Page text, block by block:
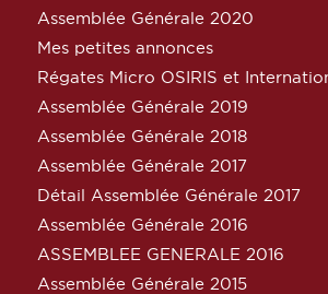
Assemblée Générale 2020
Mes petites annonces
Régates Micro OSIRIS et
Assemblée Générale 2019
Assemblée Générale 2018
Assemblée Générale 2017
Détail Assemblée Générale 2017
Assemblée Générale 2016
ASSEMBLEE GENERALE 2016
Assemblée Générale 2015